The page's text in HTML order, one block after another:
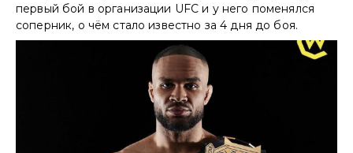
первый бой в организации UFC и у него поменялся
соперник, о чём стало известно за 4 дня до боя.